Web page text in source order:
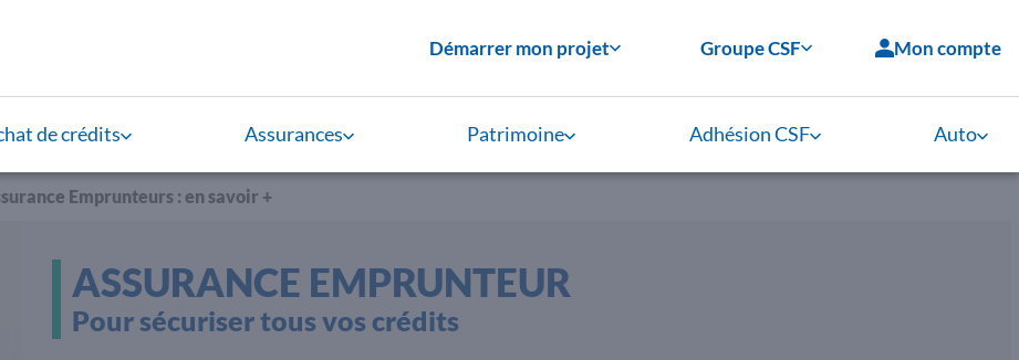
Démarrer mon projet Groupe CSF Mon compte
de crédits Assurances Patrimoine Adhésion CSF Auto
Emprunteurs : en savoir +
ASSURANCE EMPRUNTEUR
Pour sécuriser tous vos crédits